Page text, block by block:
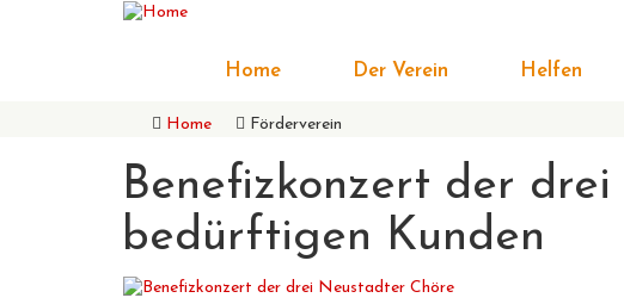
Hauptnavigation
Home Der Verein Helfen
Breadcrumb
Home Förderverein
Benefizkonzert der
bedürftigen Kunden